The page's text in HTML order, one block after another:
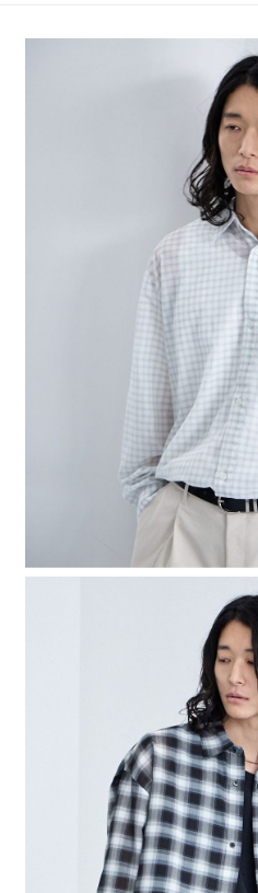
1.分期款項不併入電信帳單，「大哥付
2.透過簡訊連結打開帳單後，可選擇「
帳／街口支付／iPASS MONEY」等通路
1.本服務係由「台灣大哥大股份有限公
用戶於交易時，得透過本服務購買商品
買賣價金債權讓與本公司後，依約使用
2.基於同意付款使用「大哥付你分期」
資料（包含姓名、電話或地址）提供予
由本公司與您本人進行分期帳單所需資
3.完整用戶服務條款，請詳閱以下連結：
３．安心：先確認商品／服務後，再付
【「AFTEE先享後付」結帳流程】
１．於結帳方式選擇「AFTEE先享後付
結帳頁面，進行簡訊認證並確認金額後
２．訂單成立數日內，您將收到繳費通
３．收到繳費通知簡訊後14天內，點擊
ATM／網路銀行／等多元方式進行付款
※ 請注意：結帳手續完成當下不需立刻
購買商品的店家。未經商家同意取消之
※ 交易是否成功請以「AFTEE先享後
是否繳費成功／繳費後需取消欲退款等
https://
１．透過由恩沛科技股份有限公司提供
易，需依本服務之必要範圍內提供個人
權轉讓予恩沛科技股份有限公司。
２．關於個人資料處理事宜，請瀏覽以
３．未成年的使用者請事先徵得法定代
「AFTEE先享後付」，若未經同意申辦
４．使用「AFTEE先享後付」時，將依
時審查核予不同之上限額度；若仍有額
５．嚴禁一人註冊多個帳號或使用他人
恩沛科技股份有限公司將有權停止該用
每筆NT$80，滿NT$888(含以上)免
每筆NT$80，滿NT$888(含以上)免
每筆NT$80，滿NT$1,500(含以上)
每筆NT$80，滿NT$1,500(含以上)
每筆NT$80，滿NT$1,500(含以上)免